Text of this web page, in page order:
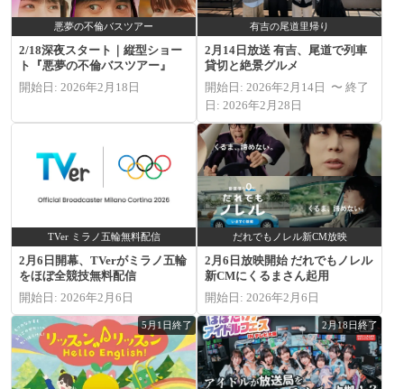
悪夢の不倫バスツアー
2/18深夜スタート｜縦型ショー
ト『悪夢の不倫バスツアー』
開始日: 2026年2月18日
有吉の尾道里帰り
2月14日放送 有吉、尾道で列車
貸切と絶景グルメ
開始日: 2026年2月14日 〜 終了
日: 2026年2月28日
TVer ミラノ五輪無料配信
2月6日開幕、TVerがミラノ五輪
をほぼ全競技無料配信
開始日: 2026年2月6日
だれでもノレル新CM放映
2月6日放映開始 だれでもノレル
新CMにくるまさん起用
開始日: 2026年2月6日
5月1日終了 2月18日終了